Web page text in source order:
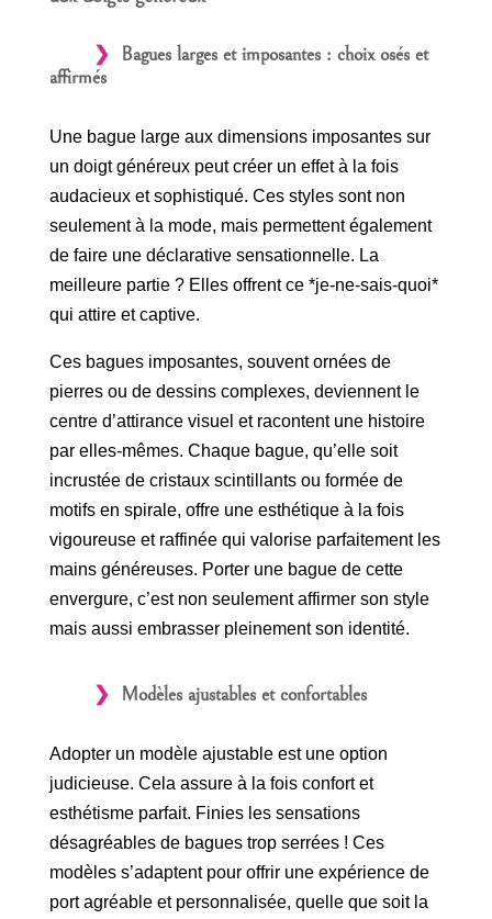
Bagues larges et imposantes : choix osés et
affirmés
Une bague large aux dimensions imposantes sur
un doigt généreux peut créer un effet à la fois
audacieux et sophistiqué. Ces styles sont non
seulement à la mode, mais permettent également
de faire une déclarative sensationnelle. La
meilleure partie ? Elles offrent ce *je-ne-sais-quoi*
qui attire et captive.
Ces bagues imposantes, souvent ornées de
pierres ou de dessins complexes, deviennent le
centre d’attirance visuel et racontent une histoire
par elles-mêmes. Chaque bague, qu’elle soit
incrustée de cristaux scintillants ou formée de
motifs en spirale, offre une esthétique à la fois
vigoureuse et raffinée qui valorise parfaitement les
mains généreuses. Porter une bague de cette
envergure, c’est non seulement affirmer son style
mais aussi embrasser pleinement son identité.
Modèles ajustables et confortables
Adopter un modèle ajustable est une option
judicieuse. Cela assure à la fois confort et
esthétisme parfait. Finies les sensations
désagréables de bagues trop serrées ! Ces
modèles s’adaptent pour offrir une expérience de
port agréable et personnalisée, quelle que soit la